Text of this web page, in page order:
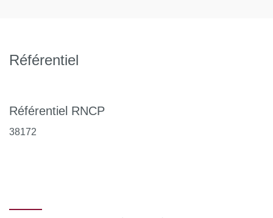
Référentiel
Référentiel RNCP
38172